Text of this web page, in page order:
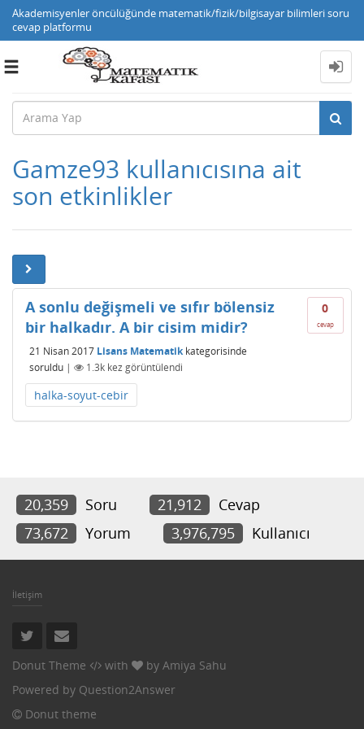
Akademisyenler öncülüğünde matematik/fizik/bilgisayar bilimleri soru
cevap platformu
Toggle
Gamze93 kullanıcısına ait
son etkinlikler
0
cevap
A sonlu değişmeli ve sıfır bölensiz
bir halkadır. A bir cisim midir?
21 Nisan 2017 Lisans Matematikkategorisinde
soruldu | 1.3k kez görüntülendi
halka-soyut-cebir
20,359 Soru 21,912
Cevap
73,672
Yorum 3,976,795 Kullanıcı
İletişim
Donut Theme with by Amiya Sahu
Powered by Question2Answer
Donut theme